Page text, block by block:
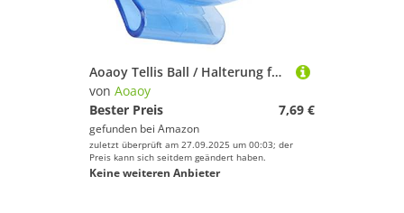
Aoaoy Tellis Ball / Halterung für Trainingsgeräte, ABS, ABS, Tellis Ball, Größe / Tragen Sie Sportzubehör (blau)
von Aoaoy
Bester Preis
7,69 €
gefunden bei Amazon
zuletzt überprüft am 27.09.2025 um 00:03; der
Preis kann sich seitdem geändert haben.
Keine weiteren Anbieter